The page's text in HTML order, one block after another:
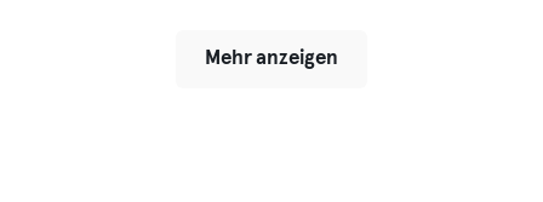
Mehr anzeigen